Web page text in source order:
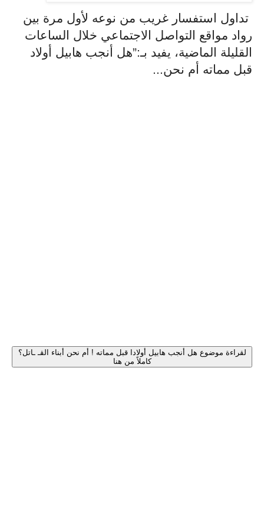
تداول استفسار غريب من نوعه لأول مرة بين
رواد مواقع التواصل الاجتماعي خلال الساعات
القليلة الماضية، يفيد بـ:”هل أنجب هابيل أولاد
قبل مماته أم نحن...
لقراءة موضوع هل أنجب هابيل أولادا قبل مماته ! أم نحن أبناء القـ ـاتل؟
كاملاً من هنا